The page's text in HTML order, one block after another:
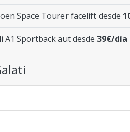
Space Tourer facelift desde
A1 Sportback aut desde 39€/día